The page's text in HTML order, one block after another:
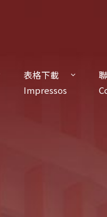
表格下載
Impressos